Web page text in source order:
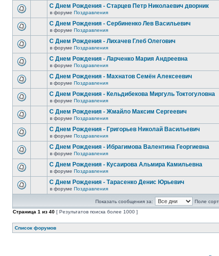
С Днем Рождения - Старцев Петр Николаевич дворник
в форуме Поздравления
С Днем Рождения - Сербиненко Лев Васильевич
в форуме Поздравления
С Днем Рождения - Лихачев Глеб Олегович
в форуме Поздравления
С Днем Рождения - Ларченко Мария Андреевна
в форуме Поздравления
С Днем Рождения - Махнатов Семён Алексеевич
в форуме Поздравления
С Днем Рождения - Кельдибекова Миргуль Токтогуловна
в форуме Поздравления
С Днем Рождения - Жмайло Максим Сергеевич
в форуме Поздравления
С Днем Рождения - Григорьев Николай Васильевич
в форуме Поздравления
С Днем Рождения - Ибрагимова Валентина Георгиевна
в форуме Поздравления
С Днем Рождения - Кусаирова Альмира Камильевна
в форуме Поздравления
С Днем Рождения - Тарасенко Денис Юрьевич
в форуме Поздравления
Показать сообщения за:
Поле
Страница 1 из 40 [ Результатов поиска более 1000 ]
Список форумов